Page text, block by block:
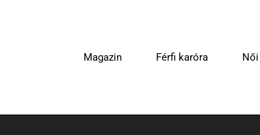
Magazin Férfi karóra